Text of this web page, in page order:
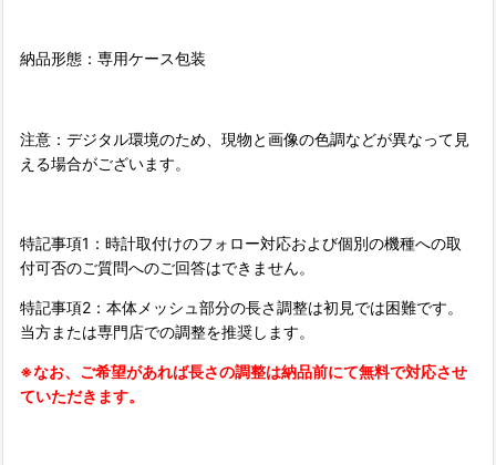
納品形態：専用ケース包装
注意：デジタル環境のため、現物と画像の色調などが異なって見
える場合がございます。
特記事項1：時計取付けのフォロー対応および個別の機種への取
付可否のご質問へのご回答はできません。
特記事項2：本体メッシュ部分の長さ調整は初見では困難です。
当方または専門店での調整を推奨します。
※なお、ご希望があれば長さの調整は納品前にて無料で対応させ
ていただきます。